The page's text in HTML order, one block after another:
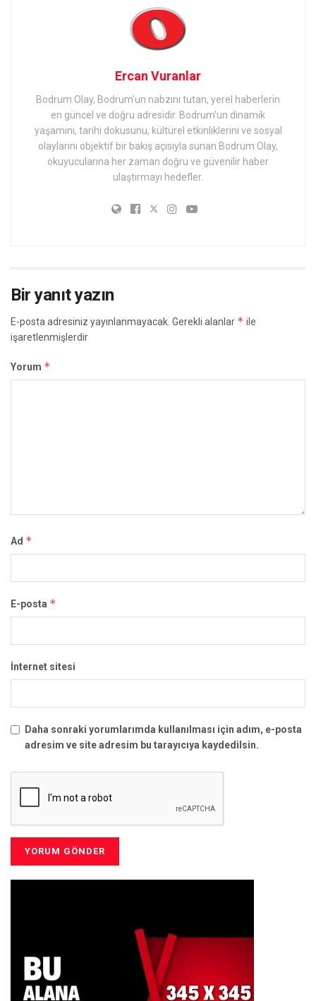
Ercan Vuranlar
Bodrum Olay, Bodrum'un nabzını tutan, yerel haberlerin
en güncel ve doğru adresidir. Bodrum'un dinamik
yaşamını, tarihi dokusunu, kültürel etkinliklerini ve sosyal
olaylarını objektif bir bakış açısıyla sunan Bodrum Olay,
okuyucularına her zaman doğru ve güvenilir haber
ulaştırmayı hedefler.
Bir yanıt yazın
E-posta adresiniz yayınlanmayacak. Gerekli alanlar * ile
işaretlenmişlerdir
Yorum *
Ad *
E-posta *
İnternet sitesi
Daha sonraki yorumlarımda kullanılması için adım, e-posta
adresim ve site adresim bu tarayıcıya kaydedilsin.